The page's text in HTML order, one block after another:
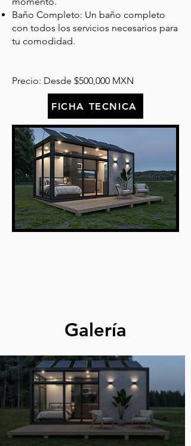
Baño Completo: Un baño completo
con todos los servicios necesarios para
tu comodidad.
Precio: Desde $500,000 MXN
FICHA TECNICA
Galería